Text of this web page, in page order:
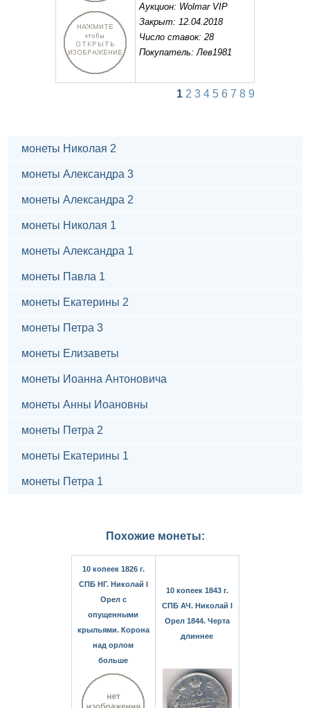
Аукцион: Wolmar VIP
Закрыт: 12.04.2018
Число ставок: 28
Покупатель: Лев1981
1 2 3 4 5 6 7 8 9
монеты Николая 2
монеты Александра 3
монеты Александра 2
монеты Николая 1
монеты Александра 1
монеты Павла 1
монеты Екатерины 2
монеты Петра 3
монеты Елизаветы
монеты Иоанна Антоновича
монеты Анны Иоановны
монеты Петра 2
монеты Екатерины 1
монеты Петра 1
Похожие монеты:
10 копеек 1826 г.
СПБ НГ. Николай I
Орел с
опущенными
крыльями. Корона
над орлом
больше
10 копеек 1843 г.
СПБ АЧ. Николай I
Орел 1844. Черта
длиннее